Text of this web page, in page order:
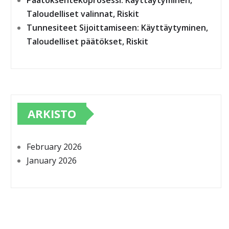
Taloudelliset valinnat, Riskit
Tunnesiteet Sijoittamiseen: Käyttäytyminen,
Taloudelliset päätökset, Riskit
ARKISTO
February 2026
January 2026